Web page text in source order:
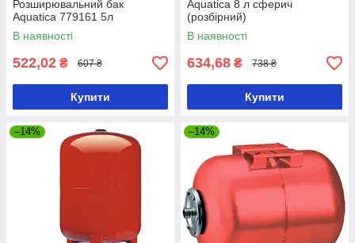
Розширювальний бак
Aquatica 779161 5л
В наявності
522,02 ₴ 607 ₴
Купити
Aquatica 8 л сферич
(розбірний)
В наявності
634,68 ₴ 738 ₴
Купити
–14% –14%